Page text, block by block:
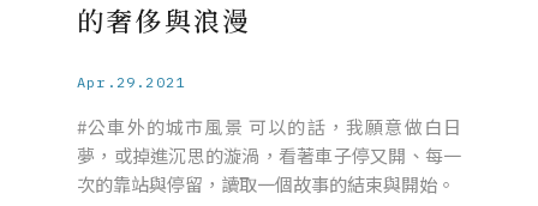
的奢侈與浪漫
Apr.29.2021
#公車外的城市風景 可以的話，我願意做白日
夢，或掉進沉思的漩渦，看著車子停又開、每一
次的靠站與停留，讀取一個故事的結束與開始。